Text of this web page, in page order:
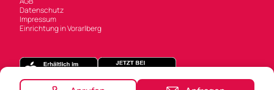
Datenschutz
Impressum
Einrichtung in Vorarlberg